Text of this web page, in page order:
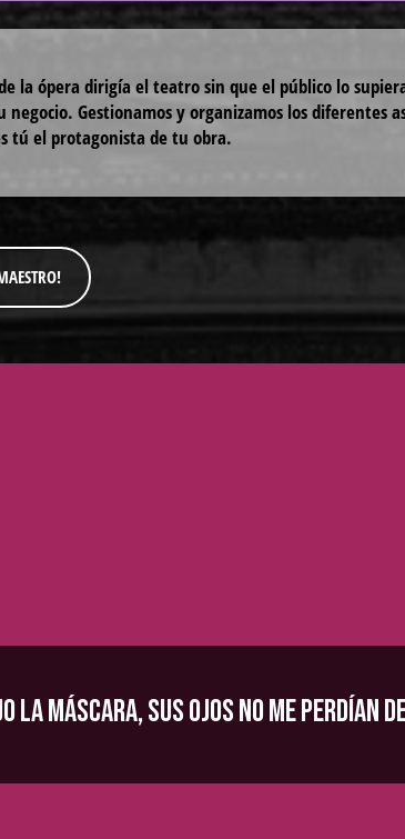
la ópera dirigía el teatro sin que el público lo
negocio. Gestionamos y organizamos los diferentes
tú el protagonista de tu obra.
la máscara, sus ojos no me perdían